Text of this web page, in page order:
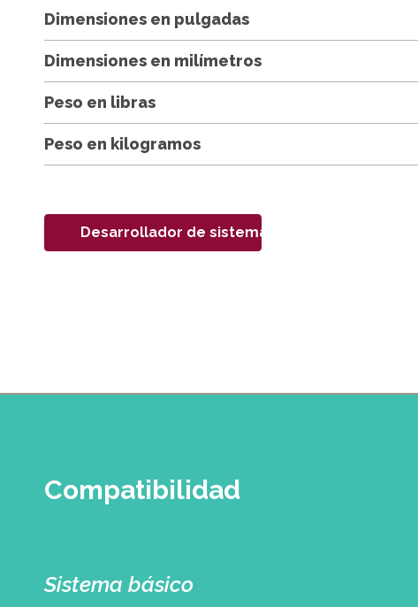
Dimensiones en pulgadas
Dimensiones en milímetros
Peso en libras
Peso en kilogramos
Desarrollador de sistemas
Compatibilidad
Sistema básico